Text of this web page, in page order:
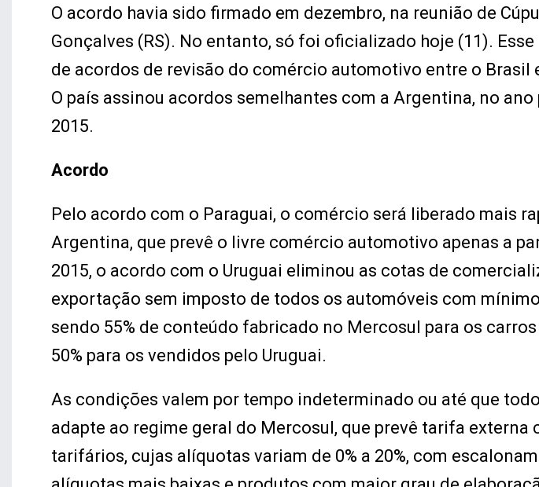
O acordo havia sido firmado em dezembro, na reunião de
Gonçalves (RS). No entanto, só foi oficializado hoje (11).
de acordos de revisão do comércio automotivo entre o Brasil
O país assinou acordos semelhantes com a Argentina, no ano
2015.
Acordo
Pelo acordo com o Paraguai, o comércio será liberado mais
Argentina, que prevê o livre comércio automotivo apenas a
2015, o acordo com o Uruguai eliminou as cotas de
exportação sem imposto de todos os automóveis com
sendo 55% de conteúdo fabricado no Mercosul para os
50% para os vendidos pelo Uruguai.
As condições valem por tempo indeterminado ou até que
adapte ao regime geral do Mercosul, que prevê tarifa externa
tarifários, cujas alíquotas variam de 0% a 20%, com